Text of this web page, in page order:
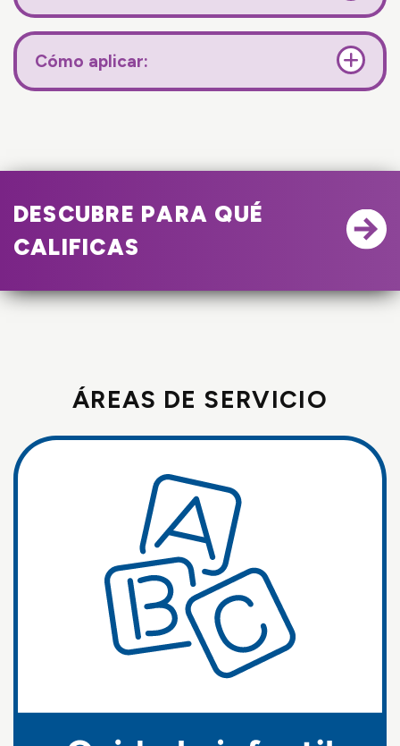
Cómo aplicar:
DESCUBRE PARA QUÉ
CALIFICAS
ÁREAS DE SERVICIO